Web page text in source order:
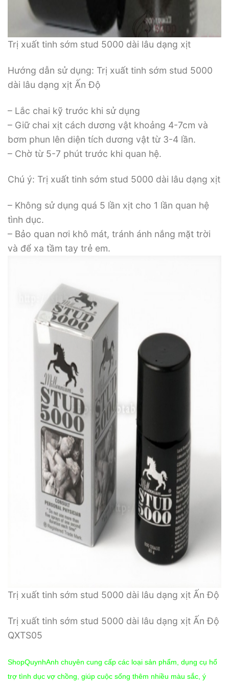
Trị xuất tinh sớm stud 5000 dài lâu dạng xịt
Hướng dẫn sử dụng: Trị xuất tinh sớm stud 5000
dài lâu dạng xịt Ấn Độ
– Lắc chai kỹ trước khi sử dụng
– Giữ chai xịt cách dương vật khoảng 4-7cm và
bơm phun lên diện tích dương vật từ 3-4 lần.
– Chờ từ 5-7 phút trước khi quan hệ.
Chú ý: Trị xuất tinh sớm stud 5000 dài lâu dạng xịt
– Không sử dụng quá 5 lần xịt cho 1 lần quan hệ
tình dục.
– Bảo quan nơi khô mát, tránh ánh nắng mặt trời
và để xa tầm tay trẻ em.
Trị xuất tinh sớm stud 5000 dài lâu dạng xịt Ấn Độ
Trị xuất tinh sớm stud 5000 dài lâu dạng xịt Ấn Độ
QXTS05
ShopQuynhAnh chuyên cung cấp các loại sản phẩm, dụng cụ hổ
trợ tình dục vợ chồng, giúp cuộc sống thêm nhiều màu sắc, ý